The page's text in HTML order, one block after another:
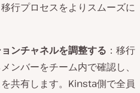
行プロセスをよりスムーズに
ンチャネルを調整する ：移行
ンバーをチーム内で確認し、
共有します。Kinsta側で全員